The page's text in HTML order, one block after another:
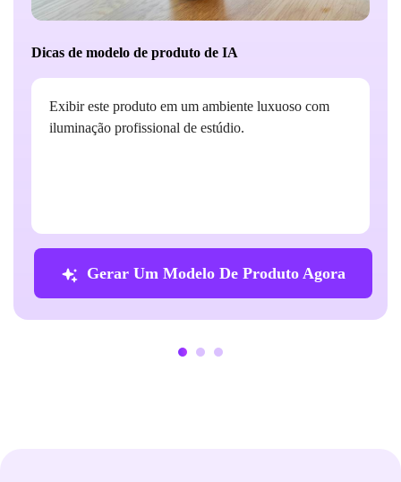
Dicas de modelo de produto de IA
Exibir este produto em um ambiente luxuoso com
iluminação profissional de estúdio.
Gerar Um Modelo De Produto Agora